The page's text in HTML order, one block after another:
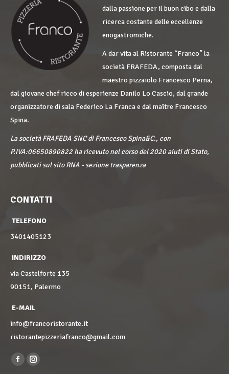
dalla passione per il buon cibo e dalla
ricerca costante delle eccellenze
enogastromiche.
A dar vita al Ristorante “Franco” la
società FRAFEDA, composta dal
maestro pizzaiolo Francesco Perna,
dal giovane chef ricco di esperienze Danilo Lo Cascio, dal grande
organizzatore di sala Federico La Franca e dal maître Francesco
Spina.
La società FRAFEDA SNC di Francesco Spina&C., con
P.IVA:06650890822 ha ricevuto nel corso del 2020 aiuti di Stato,
pubblicati sul sito RNA - sezione trasparenza
CONTATTI
TELEFONO
3401405123
INDIRIZZO
via Castelforte 135
90151, Palermo
E-MAIL
info@francoristorante.it
ristorantepizzeriafranco@gmail.com
Find us on:
FacebookInstagram